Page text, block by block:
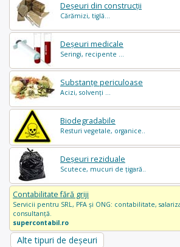
Deșeuri din construcții
Cărămizi, tiglă...
Deșeuri medicale
Seringi, recipente ...
Substanțe periculoase
Acizi, solvenți ...
Biodegradabile
Resturi vegetale, organice..
Deșeuri reziduale
Scutece, mucuri de țigară..
Contabilitate fără griji
Servicii pentru SRL, PFA și ONG: contabilitate,
consultanță.
supercontabil.ro
Alte tipuri de deșeuri